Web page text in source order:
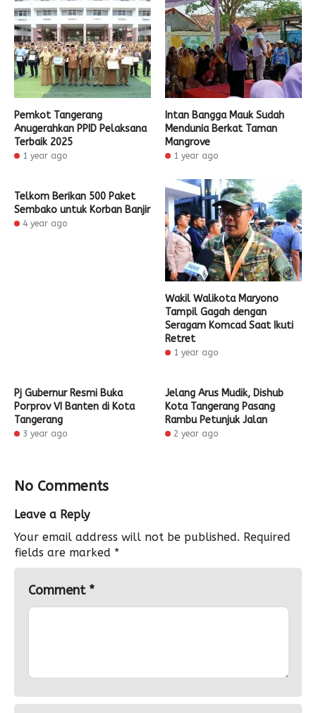
Pemkot Tangerang
Anugerahkan PPID Pelaksana
Terbaik 2025
1 year ago
Intan Bangga Mauk Sudah
Mendunia Berkat Taman
Mangrove
1 year ago
Telkom Berikan 500 Paket
Sembako untuk Korban Banjir
4 year ago
Wakil Walikota Maryono
Tampil Gagah dengan
Seragam Komcad Saat Ikuti
Retret
1 year ago
Pj Gubernur Resmi Buka
Porprov VI Banten di Kota
Tangerang
3 year ago
Jelang Arus Mudik, Dishub
Kota Tangerang Pasang
Rambu Petunjuk Jalan
2 year ago
No Comments
Leave a Reply
Your email address will not be published. Required
fields are marked *
Comment *